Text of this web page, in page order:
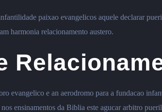
paixao evangelicos aquele declarar
harmonia relacionamento austero.
evangelico e an aerodromo para a fundacao
ensinamentos da Biblia este agucar arbitro